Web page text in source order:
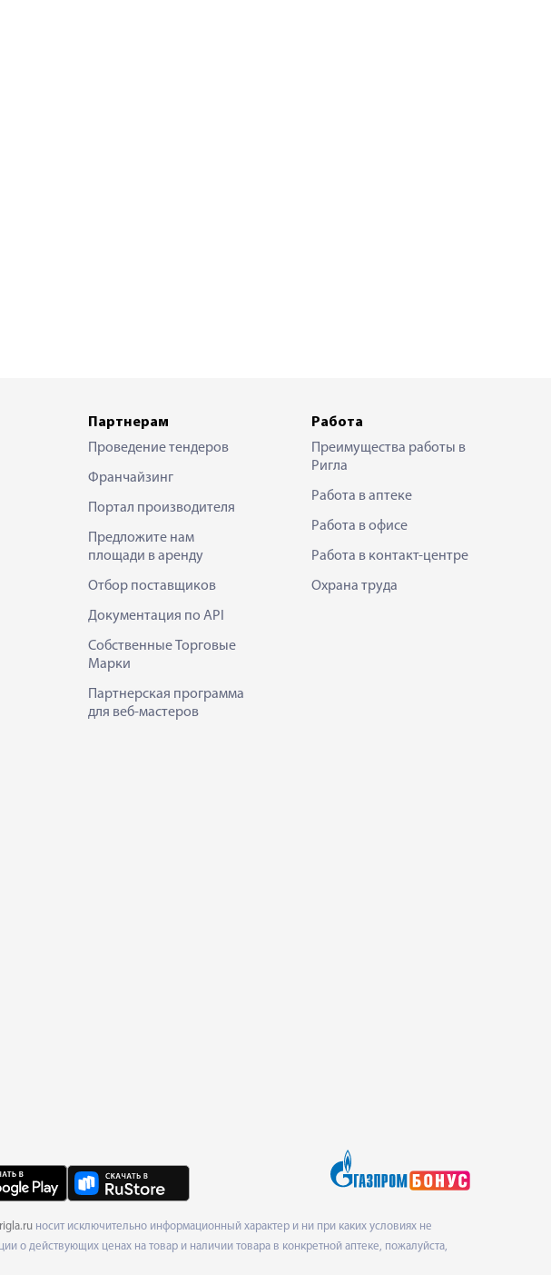
Партнерам
Проведение тендеров
Франчайзинг
Портал производителя
Предложите нам
площади в аренду
Отбор поставщиков
Документация по API
Собственные Торговые
Марки
Партнерская программа
для веб-мастеров
Работа
Преимущества работы в
Ригла
Работа в аптеке
Работа в офисе
Работа в контакт-центре
Охрана труда
носит исключительно информационный характер и ни при каких условиях не
действующих ценах на товар и наличии товара в конкретной аптеке, пожалуйста,